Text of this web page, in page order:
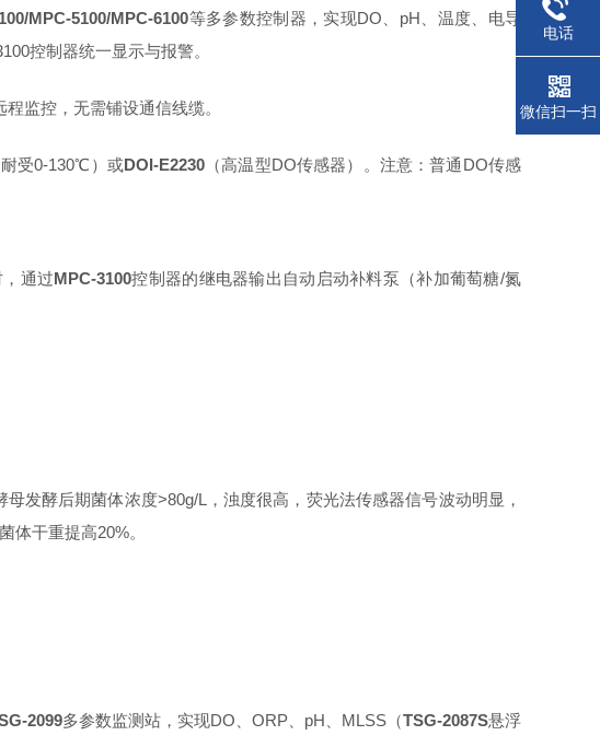
MPC-5100/MPC-6100等多参数控制器，实现DO、pH、温度、电导
控制器统一显示与报警。
监控，无需铺设通信线缆。
受0-130℃）或DOI-E2230（高温型DO传感器）。注意：普通DO传感
通过MPC-3100控制器的继电器输出自动启动补料泵（补加葡萄糖/氮
发酵后期菌体浓度>80g/L，浊度很高，荧光法传感器信号波动明显，
体干重提高20%。
2099多参数监测站，实现DO、ORP、pH、MLSS（TSG-2087S悬浮
电话
微信扫一扫